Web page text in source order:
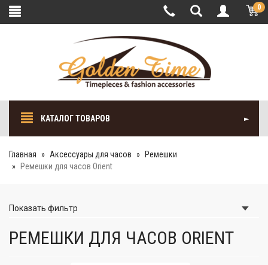
0
КАТАЛОГ ТОВАРОВ
Главная Аксессуары для часов
Ремешки
Ремешки для часов Orient
Показать фильтр
РЕМЕШКИ ДЛЯ ЧАСОВ ORIENT